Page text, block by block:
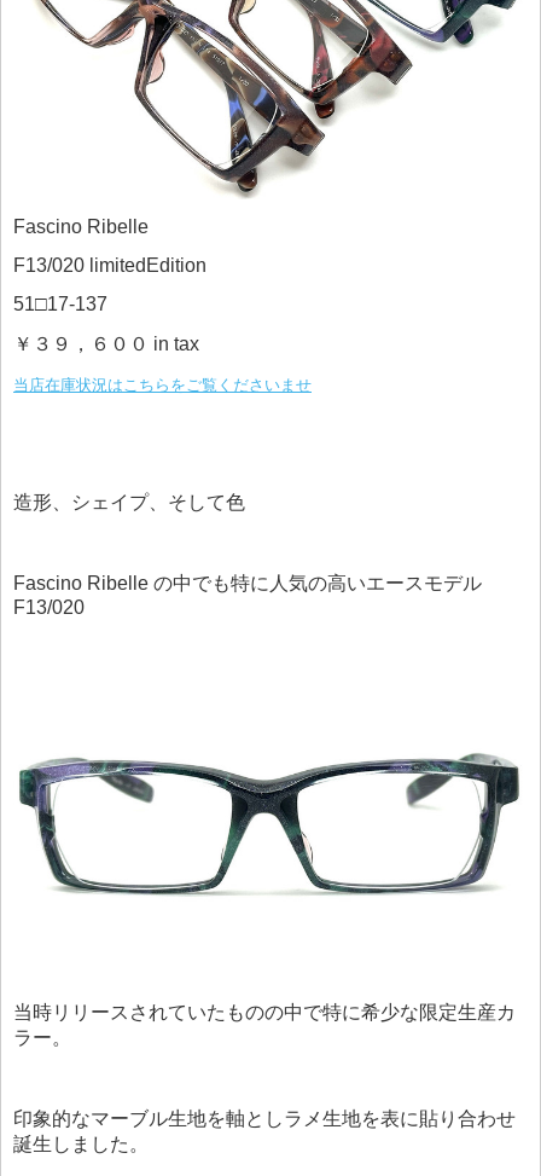
Fascino Ribelle
F13/020 limitedEdition
51□17-137
￥３９，６００ in tax
当店在庫状況はこちらをご覧くださいませ
造形、シェイプ、そして色
Fascino Ribelle の中でも特に人気の高いエースモデル
F13/020
当時リリースされていたものの中で特に希少な限定生産カ
ラー。
印象的なマーブル生地を軸としラメ生地を表に貼り合わせ
誕生しました。